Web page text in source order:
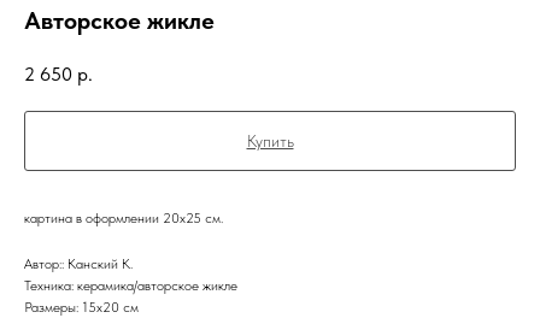
Авторское жикле
2 650 р.
Купить
картина в оформлении 20х25 см.
Автор:: Канский К.
Техника: керамика/авторское жикле
Размеры: 15х20 см